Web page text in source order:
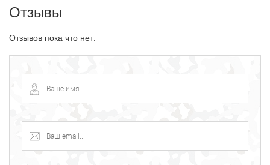
Отзывы
Отзывов пока что нет.